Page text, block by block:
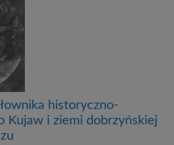
historyczno-
Kujaw i ziemi dobrzyńskiej